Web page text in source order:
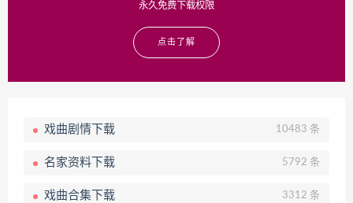
永久免费下载权限
点击了解
戏曲剧情下载 10483 条
名家资料下载 5792 条
戏曲合集下载 3312 条